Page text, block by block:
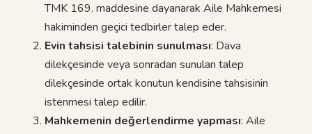
TMK 169. maddesine dayanarak Aile Mahkemesi
hakiminden geçici tedbirler talep eder.
Evin tahsisi talebinin sunulması: Dava
dilekçesinde veya sonradan sunulan talep
dilekçesinde ortak konutun kendisine tahsisinin
istenmesi talep edilir.
Mahkemenin değerlendirme yapması: Aile